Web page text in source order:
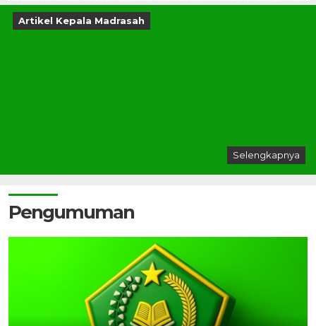
Artikel Kepala Madrasah
Selengkapnya
Pengumuman